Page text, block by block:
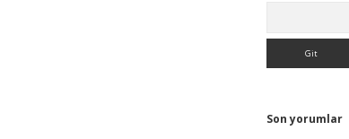
Son yorumlar